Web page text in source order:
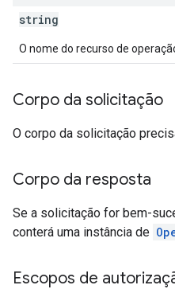
string
O nome do recurso de
Corpo da solicitação
O corpo da solicitação
Corpo da resposta
Se a solicitação for bem-
conterá uma instância de
Escopos de